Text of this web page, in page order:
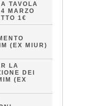
TAVOLA
MARZO
1€
(EX MIUR)
LA
DEI
(EX